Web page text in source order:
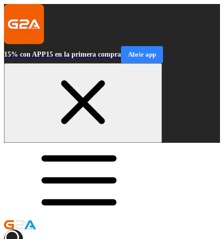
15% con APP15 en la primera compra Abrir app